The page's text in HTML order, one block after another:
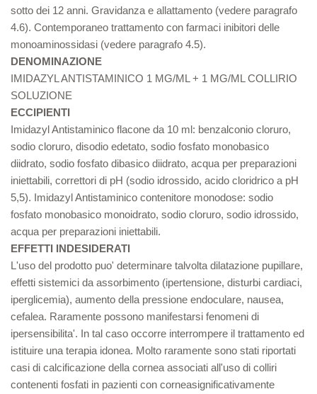
sotto dei 12 anni. Gravidanza e allattamento (vedere paragrafo
4.6). Contemporaneo trattamento con farmaci inibitori delle
monoaminossidasi (vedere paragrafo 4.5).
DENOMINAZIONE
IMIDAZYL ANTISTAMINICO 1 MG/ML + 1 MG/ML COLLIRIO
SOLUZIONE
ECCIPIENTI
Imidazyl Antistaminico flacone da 10 ml: benzalconio cloruro,
sodio cloruro, disodio edetato, sodio fosfato monobasico
diidrato, sodio fosfato dibasico diidrato, acqua per preparazioni
iniettabili, correttori di pH (sodio idrossido, acido cloridrico a pH
5,5). Imidazyl Antistaminico contenitore monodose: sodio
fosfato monobasico monoidrato, sodio cloruro, sodio idrossido,
acqua per preparazioni iniettabili.
EFFETTI INDESIDERATI
L'uso del prodotto puo' determinare talvolta dilatazione pupillare,
effetti sistemici da assorbimento (ipertensione, disturbi cardiaci,
iperglicemia), aumento della pressione endoculare, nausea,
cefalea. Raramente possono manifestarsi fenomeni di
ipersensibilita'. In tal caso occorre interrompere il trattamento ed
istituire una terapia idonea. Molto raramente sono stati riportati
casi di calcificazione della cornea associati all'uso di colliri
contenenti fosfati in pazienti con corneasignificativamente